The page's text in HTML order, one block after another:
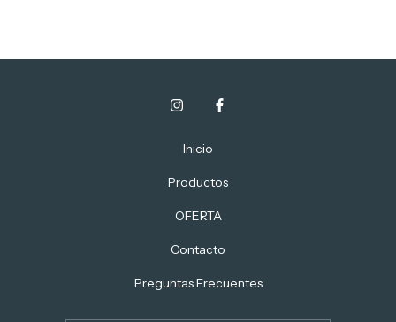
Inicio
Productos
OFERTA
Contacto
Preguntas Frecuentes